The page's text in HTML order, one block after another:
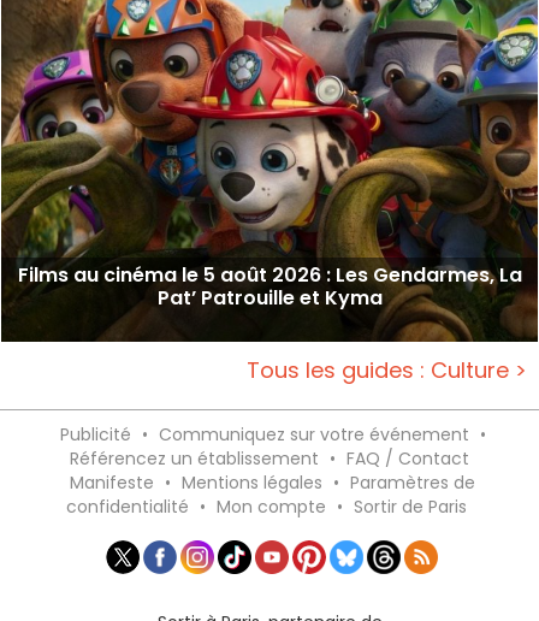
Films au cinéma le 5 août 2026 : Les Gendarmes, La
Pat’ Patrouille et Kyma
Tous les guides : Culture >
Publicité • Communiquez sur votre événement •
Référencez un établissement • FAQ / Contact
Manifeste • Mentions légales • Paramètres de
confidentialité • Mon compte • Sortir de Paris